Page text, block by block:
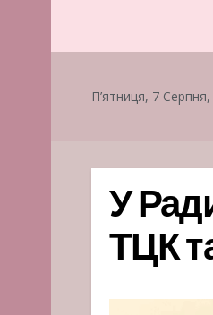
П’ятниця, 7
У
ТЦК